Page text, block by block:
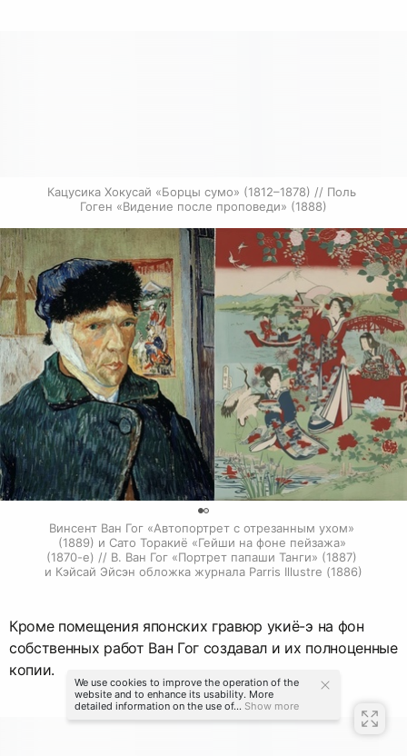
Кацусика Хокусай «Борцы сумо» (1812–1878) // Поль
Гоген «Видение после проповеди» (1888)
Винсент Ван Гог «Автопортрет с отрезанным ухом»
(1889) и Сато Торакиё «Гейши на фоне пейзажа»
(1870-е) // В. Ван Гог «Портрет папаши Танги» (1887)
и Кэйсай Эйсэн обложка журнала Parris Illustre (1886)
Кроме помещения японских гравюр укиё-э на фон
собственных работ Ван Гог создавал и их полноценные
копии.
We use cookies to improve the operation of the
website and to enhance its usability. More
detailed information on the use of... Show more